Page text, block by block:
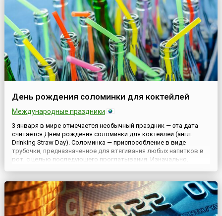
День рождения соломинки для коктейлей
Международные праздники
3 января в мире отмечается необычный праздник — эта дата
считается Днём рождения соломинки для коктейлей (англ.
Drinking Straw Day). Соломинка — приспособление в виде
трубочки, предназначенное для втягивания любых напитков в
рот, с целью последующего проглатывания. Изначально,
от ч...